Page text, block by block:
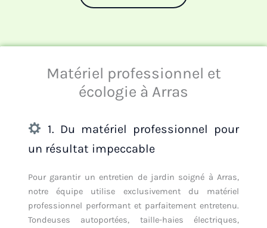
Matériel professionnel et
écologie à Arras
1. Du matériel professionnel pour
un résultat impeccable
Pour garantir un entretien de jardin soigné à Arras,
notre équipe utilise exclusivement du matériel
professionnel performant et parfaitement entretenu.
Tondeuses autoportées, taille-haies électriques,